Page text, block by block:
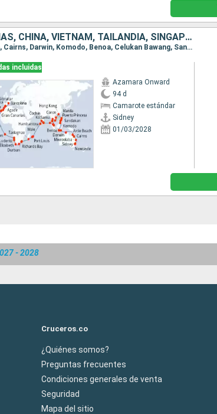
AUSTRALIA, INDONESIA, MALASIA, FILIPINAS, CHINA, VIETNAM, TAILANDIA, SINGAPUR, SRI LANKA, INDIA, MALDIVAS, MAURICE, FRANCIA, MADAGASCAR, SUDAFRICA, NAMIBIA, REINO UNIDO, CABO VERDE, MARRUECOS, ESPAÑA
Itinerario : Sidney, Newcastle, Mooloolaba, Airlie Beach, Cairns, Darwin, Komodo, Benoa, Celukan Bawang, Sandakan, Puerto Princesa, Coron, Manila, Hong Kong, Da Nang, Ho Chi Minh-Ville, Laem Chabang, Ko Samui, Singapur, Kuala Lumpur, Sabang, Hambantota, Colombo, Cochin, Male, Port Louis, Pointe des Gallets, Taolagnao, Richards Bay, Durban, Puerto Elizabeth, Ciudad del Cabo, Luderitz, Walvis Bay, Jamestown, Praia, Gran Canarias, Arrecife, Agadir, Casablanca, Gibraltar, Malaga, Barcelona
incluidas
Azamara Onward
94 d
Camarote estándar
Sidney
01/03/2028
- 2028
Cruceros.co
¿Quiénes somos?
Preguntas frecuentes
Condiciones generales de venta
Seguridad
Mapa del sitio